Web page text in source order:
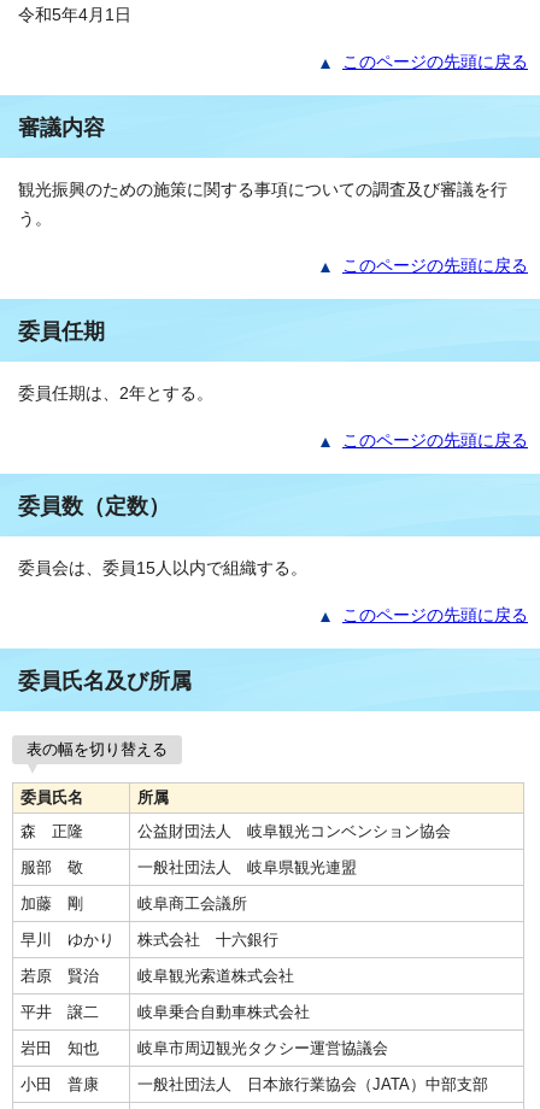
令和5年4月1日
このページの先頭に戻る
審議内容
観光振興のための施策に関する事項についての調査及び審議を行
う。
このページの先頭に戻る
委員任期
委員任期は、2年とする。
このページの先頭に戻る
委員数（定数）
委員会は、委員15人以内で組織する。
このページの先頭に戻る
委員氏名及び所属
表の幅を切り替える
委員氏名
所属
森 正隆
公益財団法人 岐阜観光コンベンション協会
服部 敬
一般社団法人 岐阜県観光連盟
加藤 剛
岐阜商工会議所
早川 ゆかり
株式会社 十六銀行
若原 賢治
岐阜観光索道株式会社
平井 譲二
岐阜乗合自動車株式会社
岩田 知也
岐阜市周辺観光タクシー運営協議会
小田 普康
一般社団法人 日本旅行業協会（JATA）中部支部